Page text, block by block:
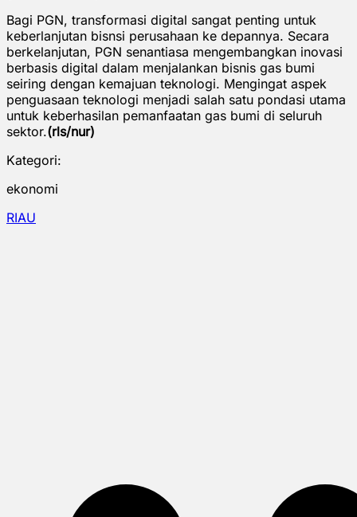
Bagi PGN, transformasi digital sangat penting untuk
keberlanjutan bisnsi perusahaan ke depannya. Secara
berkelanjutan, PGN senantiasa mengembangkan inovasi
berbasis digital dalam menjalankan bisnis gas bumi
seiring dengan kemajuan teknologi. Mengingat aspek
penguasaan teknologi menjadi salah satu pondasi utama
untuk keberhasilan pemanfaatan gas bumi di seluruh
sektor.(rls/nur)
Kategori:
ekonomi
RIAU